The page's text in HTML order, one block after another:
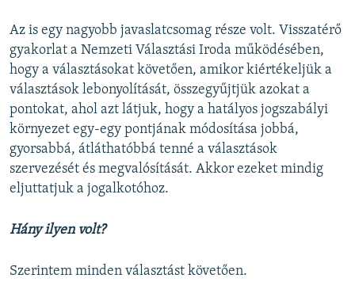
Az is egy nagyobb javaslatcsomag része volt. Visszatérő
gyakorlat a Nemzeti Választási Iroda működésében,
hogy a választásokat követően, amikor kiértékeljük a
választások lebonyolítását, összegyűjtjük azokat a
pontokat, ahol azt látjuk, hogy a hatályos jogszabályi
környezet egy-egy pontjának módosítása jobbá,
gyorsabbá, átláthatóbbá tenné a választások
szervezését és megvalósítását. Akkor ezeket mindig
eljuttatjuk a jogalkotóhoz.
Hány ilyen volt?
Szerintem minden választást követően.